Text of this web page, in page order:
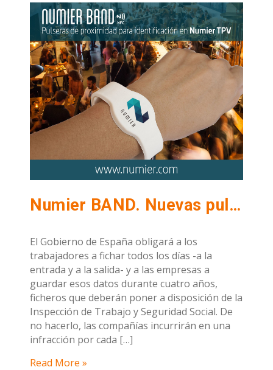
Numier BAND. Nuevas pulseras de registro horario para hostelería.
El Gobierno de España obligará a los
trabajadores a fichar todos los días -a la
entrada y a la salida- y a las empresas a
guardar esos datos durante cuatro años,
ficheros que deberán poner a disposición de la
Inspección de Trabajo y Seguridad Social. De
no hacerlo, las compañías incurrirán en una
infracción por cada […]
Read More »